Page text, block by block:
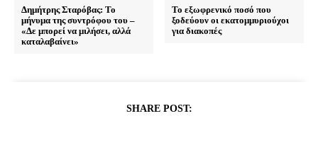
Δημήτρης Σταρόβας: Το
μήνυμα της συντρόφου του –
«Δε μπορεί να μιλήσει, αλλά
καταλαβαίνει»
Το εξωφρενικό ποσό που
ξοδεύουν οι εκατομμυριούχοι
για διακοπές
SHARE POST: